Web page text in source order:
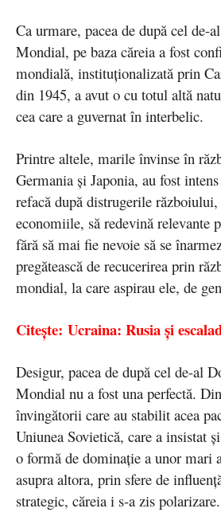
Ca urmare, pacea de după cel de-
Mondial, pe baza căreia a fost
mondială, instituționalizată prin
din 1945, a avut o cu totul altă
cea care a guvernat în interbelic.
Printre altele, marile învinse în
Germania și Japonia, au fost
refacă după distrugerile
economiile, să redevină relevante
fără să mai fie nevoie să se
pregătească de recucerirea prin
mondial, la care aspirau ele, de
Citește: Ucraina: Rusia şi
Desigur, pacea de după cel de-al
Mondial nu a fost una perfectă.
învingătorii care au stabilit acea
Uniunea Sovietică, care a insistat
o formă de dominație a unor mari
asupra altora, prin sfere de
strategic, căreia i s-a zis polarizare.